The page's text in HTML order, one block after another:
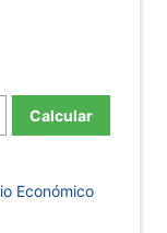
Calcular
Económico